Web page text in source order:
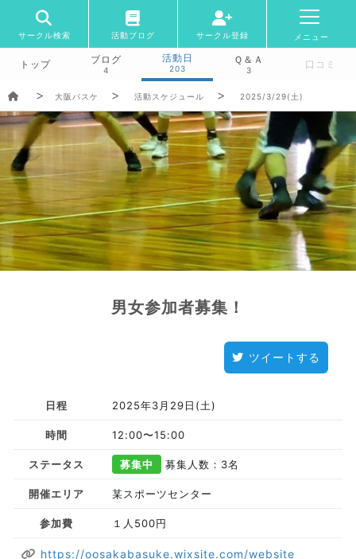
サークル検索 活動ブログ サークル登録 メニュー
トップ ブログ
4
活動日
203
Ｑ＆Ａ
3 口コミ
大阪バスケ 活動スケジュール 2025/3/29(土)
男女参加者募集！
ツイートする
日程 2025年3月29日(土)
時間 12:00〜15:00
ステータス 募集中 募集人数：3名
開催エリア 某スポーツセンター
参加費 １人500円
https://oosakabasuke.wixsite.com/website